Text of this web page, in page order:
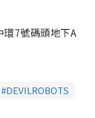
7號碼頭地下A
DEVILROBOTS